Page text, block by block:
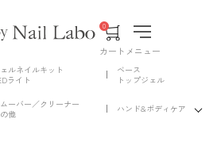
カート
0
メニュー
ルネイルキット
ライト
ベース
トップジェル
ムーバー／クリーナー
他
ハンド&ボディケア